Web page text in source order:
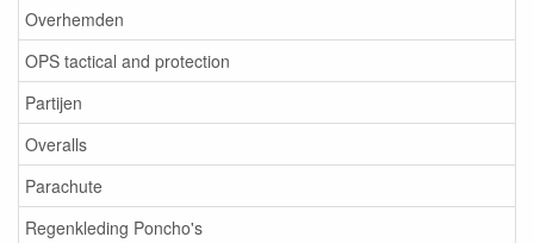
Overhemden
OPS tactical and protection
Partijen
Overalls
Parachute
Regenkleding Poncho's